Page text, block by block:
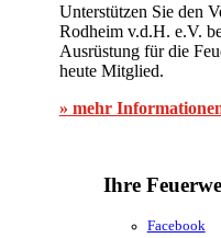
Unterstützen Sie den
Rodheim v.d.H. e.V.
Ausrüstung für die
heute Mitglied.
» mehr
Ihre
Facebook